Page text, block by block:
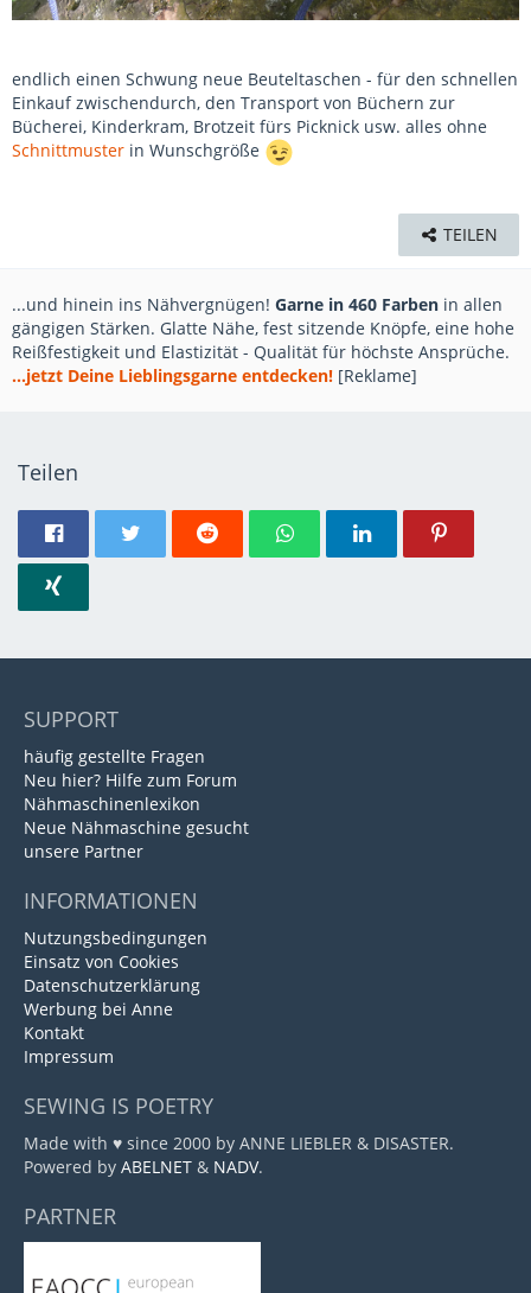
endlich einen Schwung neue Beuteltaschen - für den schnellen
Einkauf zwischendurch, den Transport von Büchern zur
Bücherei, Kinderkram, Brotzeit fürs Picknick usw. alles ohne
Schnittmuster in Wunschgröße
TEILEN
...und hinein ins Nähvergnügen! Garne in 460 Farben in allen
gängigen Stärken. Glatte Nähe, fest sitzende Knöpfe, eine hohe
Reißfestigkeit und Elastizität - Qualität für höchste Ansprüche.
...jetzt Deine Lieblingsgarne entdecken! [Reklame]
Teilen
SUPPORT
häufig gestellte Fragen
Neu hier? Hilfe zum Forum
Nähmaschinenlexikon
Neue Nähmaschine gesucht
unsere Partner
INFORMATIONEN
Nutzungsbedingungen
Einsatz von Cookies
Datenschutzerklärung
Werbung bei Anne
Kontakt
Impressum
SEWING IS POETRY
Made with ♥ since 2000 by ANNE LIEBLER & DISASTER.
Powered by ABELNET & NADV.
PARTNER